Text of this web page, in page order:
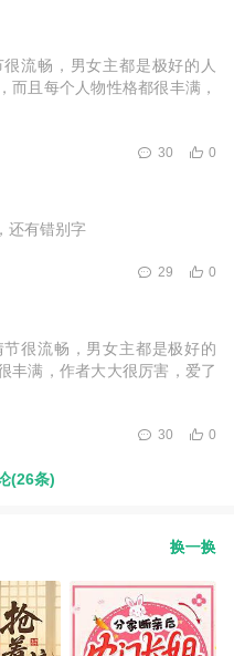
流畅，男女主都是极好的人
而且每个人物性格都很丰满，
0
30
还有错别字
0
29
很流畅，男女主都是极好的
丰满，作者大大很厉害，爱了
0
30
(26条)
换一换